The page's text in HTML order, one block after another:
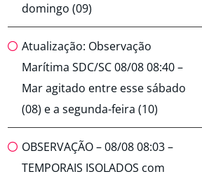
domingo (09)
Atualização: Observação
Marítima SDC/SC 08/08 08:40 –
Mar agitado entre esse sábado
(08) e a segunda-feira (10)
OBSERVAÇÃO – 08/08 08:03 –
TEMPORAIS ISOLADOS com